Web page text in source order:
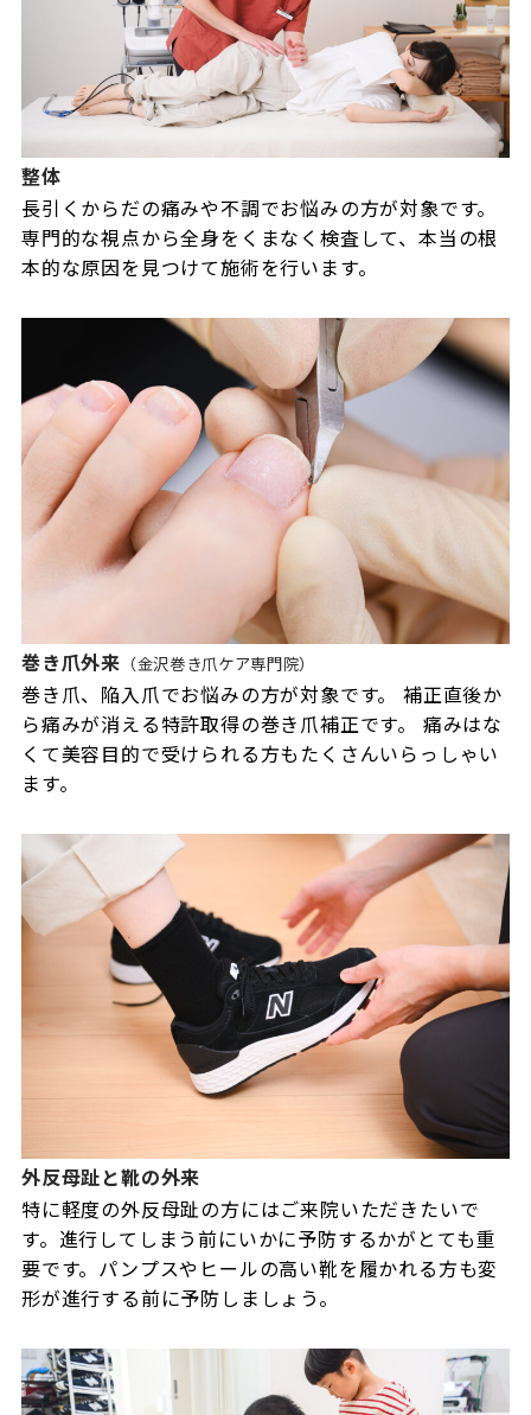
整体
長引くからだの痛みや不調でお悩みの方が対象です。
専門的な視点から全身をくまなく検査して、本当の根
本的な原因を見つけて施術を行います。
巻き爪外来 （金沢巻き爪ケア専門院）
巻き爪、陥入爪でお悩みの方が対象です。 補正直後か
ら痛みが消える特許取得の巻き爪補正です。 痛みはな
くて美容目的で受けられる方もたくさんいらっしゃい
ます。
外反母趾と靴の外来
特に軽度の外反母趾の方にはご来院いただきたいで
す。進行してしまう前にいかに予防するかがとても重
要です。パンプスやヒールの高い靴を履かれる方も変
形が進行する前に予防しましょう。